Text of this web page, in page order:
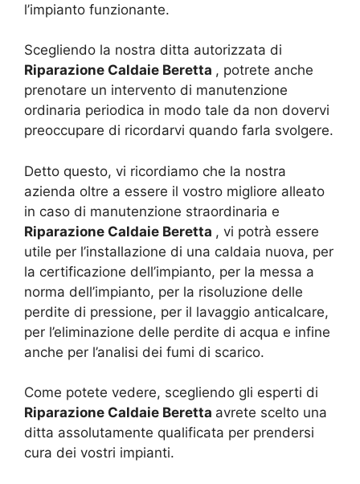
l’impianto funzionante.
Scegliendo la nostra ditta autorizzata di
Riparazione Caldaie Beretta , potrete anche
prenotare un intervento di manutenzione
ordinaria periodica in modo tale da non dovervi
preoccupare di ricordarvi quando farla svolgere.
Detto questo, vi ricordiamo che la nostra
azienda oltre a essere il vostro migliore alleato
in caso di manutenzione straordinaria e
Riparazione Caldaie Beretta , vi potrà essere
utile per l’installazione di una caldaia nuova, per
la certificazione dell’impianto, per la messa a
norma dell’impianto, per la risoluzione delle
perdite di pressione, per il lavaggio anticalcare,
per l’eliminazione delle perdite di acqua e infine
anche per l’analisi dei fumi di scarico.
Come potete vedere, scegliendo gli esperti di
Riparazione Caldaie Beretta avrete scelto una
ditta assolutamente qualificata per prendersi
cura dei vostri impianti.